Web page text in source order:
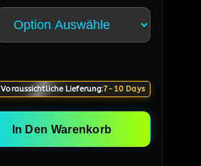
Voraussichtliche Lieferung:7-10 Days
In Den Warenkorb